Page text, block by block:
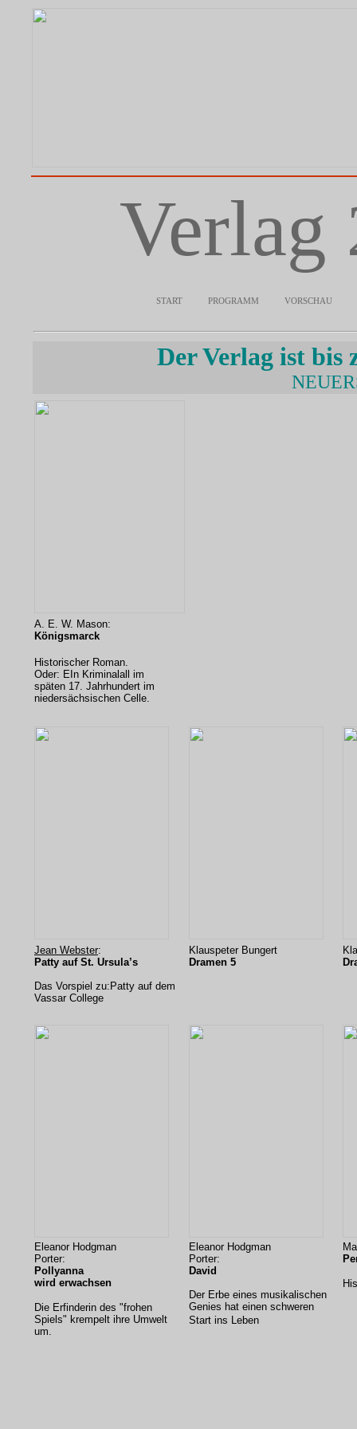
Verlag
start programm vorschau
Der Verlag ist bis
A. E. W. Mason:
Königsmarck
Historischer Roman.
Oder: EIn Kriminalall im
späten 17. Jahrhundert im
niedersächsischen Celle.
Jean Webster:
Patty auf St. Ursula’s
Das Vorspiel zu:Patty auf dem
Vassar College
Klauspeter Bungert
Dramen 5
Eleanor Hodgman
Porter:
Pollyanna
wird erwachsen
Die Erfinderin des "frohen
Spiels" krempelt ihre Umwelt
um.
Eleanor Hodgman
Porter:
David
Der Erbe eines musikalischen
Genies hat einen schweren
Start ins Leben